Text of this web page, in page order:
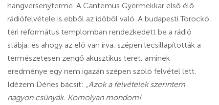
hangversenyterme. A Cantemus Gyermekkar első élő
rádiófelvétele is ebből az időből való. A budapesti Torockó
téri református templomban rendezkedett be a rádió
stábja, és ahogy az elő van írva, szépen lecsillapították a
természetesen zengő akusztikus teret, aminek
eredménye egy nem igazán szépen szóló felvétel lett.
Idézem Dénes bácsit: „Azok a felvételek szerintem
nagyon csúnyák. Komolyan mondom!